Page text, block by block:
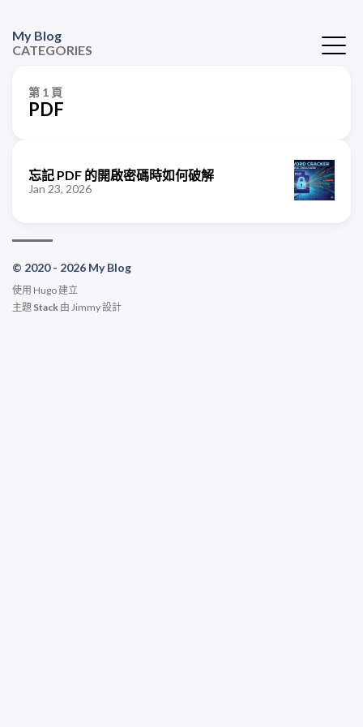
My Blog
CATEGORIES
第 1 頁
PDF
忘記 PDF 的開啟密碼時如何破解
Jan 23, 2026
© 2020 - 2026 My Blog
使用 Hugo建立
主題 Stack 由 Jimmy設計